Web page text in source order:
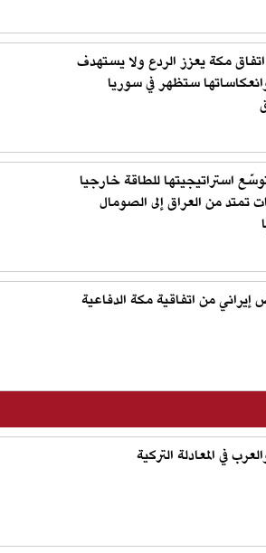
مكة يعزز الردع ولا يستهدف
ستظهر في سوريا
استراتيجيتها للطاقة خارجيا
تمتد من العراق إلى الصومال
إيراني من اتفاقية مكة الدفاعية
في المعادلة التركية